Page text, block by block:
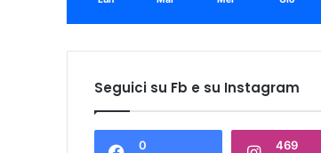
Seguici su Fb e su Instagram
0 469